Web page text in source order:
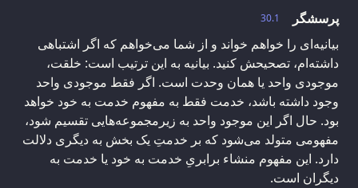
30.1
پرسشگر
بیانیه‌ای را خواهم خواند و از شما می‌خواهم که اگر اشتباهی
داشته‌ام، تصحیحش کنید. بیانیه به این ترتیب است: خلقت،
موجودی واحد یا همان وحدت است. اگر فقط موجودی واحد
وجود داشته باشد، خدمت فقط به مفهوم خدمت به خود خواهد
بود. حال اگر این موجود واحد به زیرمجموعه‌هایی تقسیم شود،
مفهومی متولد می‌شود که بر خدمتِ یک بخش‌ به دیگری دلالت
دارد. این مفهوم منشاء برابریِ خدمت به خود یا خدمت به
دیگران است.